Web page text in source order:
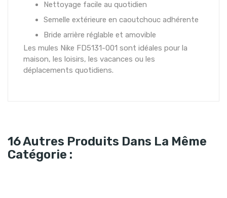
Nettoyage facile au quotidien
Semelle extérieure en caoutchouc adhérente
Bride arrière réglable et amovible
Les mules Nike FD5131-001 sont idéales pour la
maison, les loisirs, les vacances ou les
déplacements quotidiens.
16 Autres Produits Dans La Même
Catégorie :